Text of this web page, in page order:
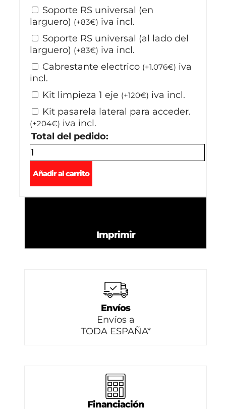
Soporte RS universal (en
larguero) (+83€) iva incl.
Soporte RS universal (al lado del
larguero) (+83€) iva incl.
Cabrestante electrico (+1.076€) iva
incl.
Kit limpieza 1 eje (+120€) iva incl.
Kit pasarela lateral para acceder.
(+204€) iva incl.
Total del pedido:
Añadir al carrito
Imprimir
Envíos
Envíos a
TODA ESPAÑA*
Financiación